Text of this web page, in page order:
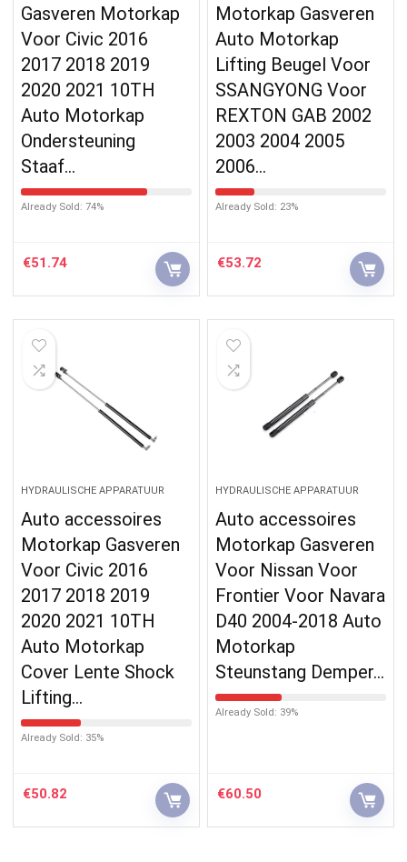
Gasveren Motorkap
Voor Civic 2016
2017 2018 2019
2020 2021 10TH
Auto Motorkap
Ondersteuning
Staaf…
Already Sold: 74%
€51.74
Motorkap Gasveren
Auto Motorkap
Lifting Beugel Voor
SSANGYONG Voor
REXTON GAB 2002
2003 2004 2005
2006…
Already Sold: 23%
€53.72
HYDRAULISCHE APPARATUUR
Auto accessoires
Motorkap Gasveren
Voor Civic 2016
2017 2018 2019
2020 2021 10TH
Auto Motorkap
Cover Lente Shock
Lifting…
Already Sold: 35%
€50.82
HYDRAULISCHE APPARATUUR
Auto accessoires
Motorkap Gasveren
Voor Nissan Voor
Frontier Voor Navara
D40 2004-2018 Auto
Motorkap
Steunstang Demper…
Already Sold: 39%
€60.50